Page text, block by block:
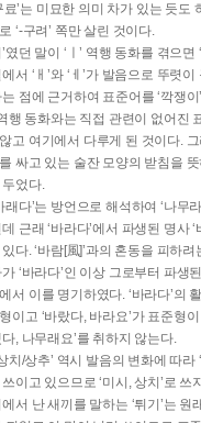
료’는 미묘한 의미 차가 있는 듯도
‘-구려’ 쪽만 살린 것이다.
던 말이 ‘ㅣ’ 역행 동화를 겪으면
서 ‘ㅐ’와 ‘ㅔ’가 발음으로 뚜렷
는 점에 근거하여 표준어를 ‘깍쟁
행 동화와는 직접 관련이 없어진
고 여기에서 다루게 된 것이다.
싸고 있는 술잔 모양의 받침을 뜻
었다.
다’는 방언으로 해석하여 ‘나무
근래 ‘바라다’에서 파생된 명사 ‘
다. ‘바람[風]’과의 혼동을 피하
‘바라다’인 이상 그로부터 파생
서 이를 명기하였다. ‘바라다’의
이고 ‘바랐다, 바라요’가 표준형
다, 나무래요’를 취하지 않는다.
치/상추’ 역시 발음의 변화에 따라
이고 있으므로 ‘미시, 상치’로 쓰
서 난 새끼를 말하는 ‘튀기’는 원